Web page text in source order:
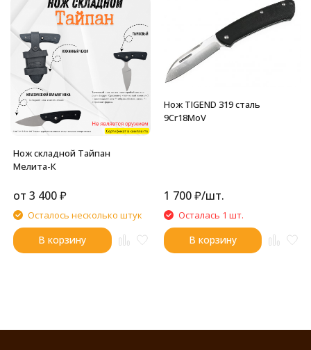
Нож складной Тайпан
Мелита-К
от 3 400₽
Осталось несколько штук
В корзину
Нож TIGEND 319 сталь
9Cr18MoV
1 700 ₽/шт.
Осталась 1 шт.
В корзину